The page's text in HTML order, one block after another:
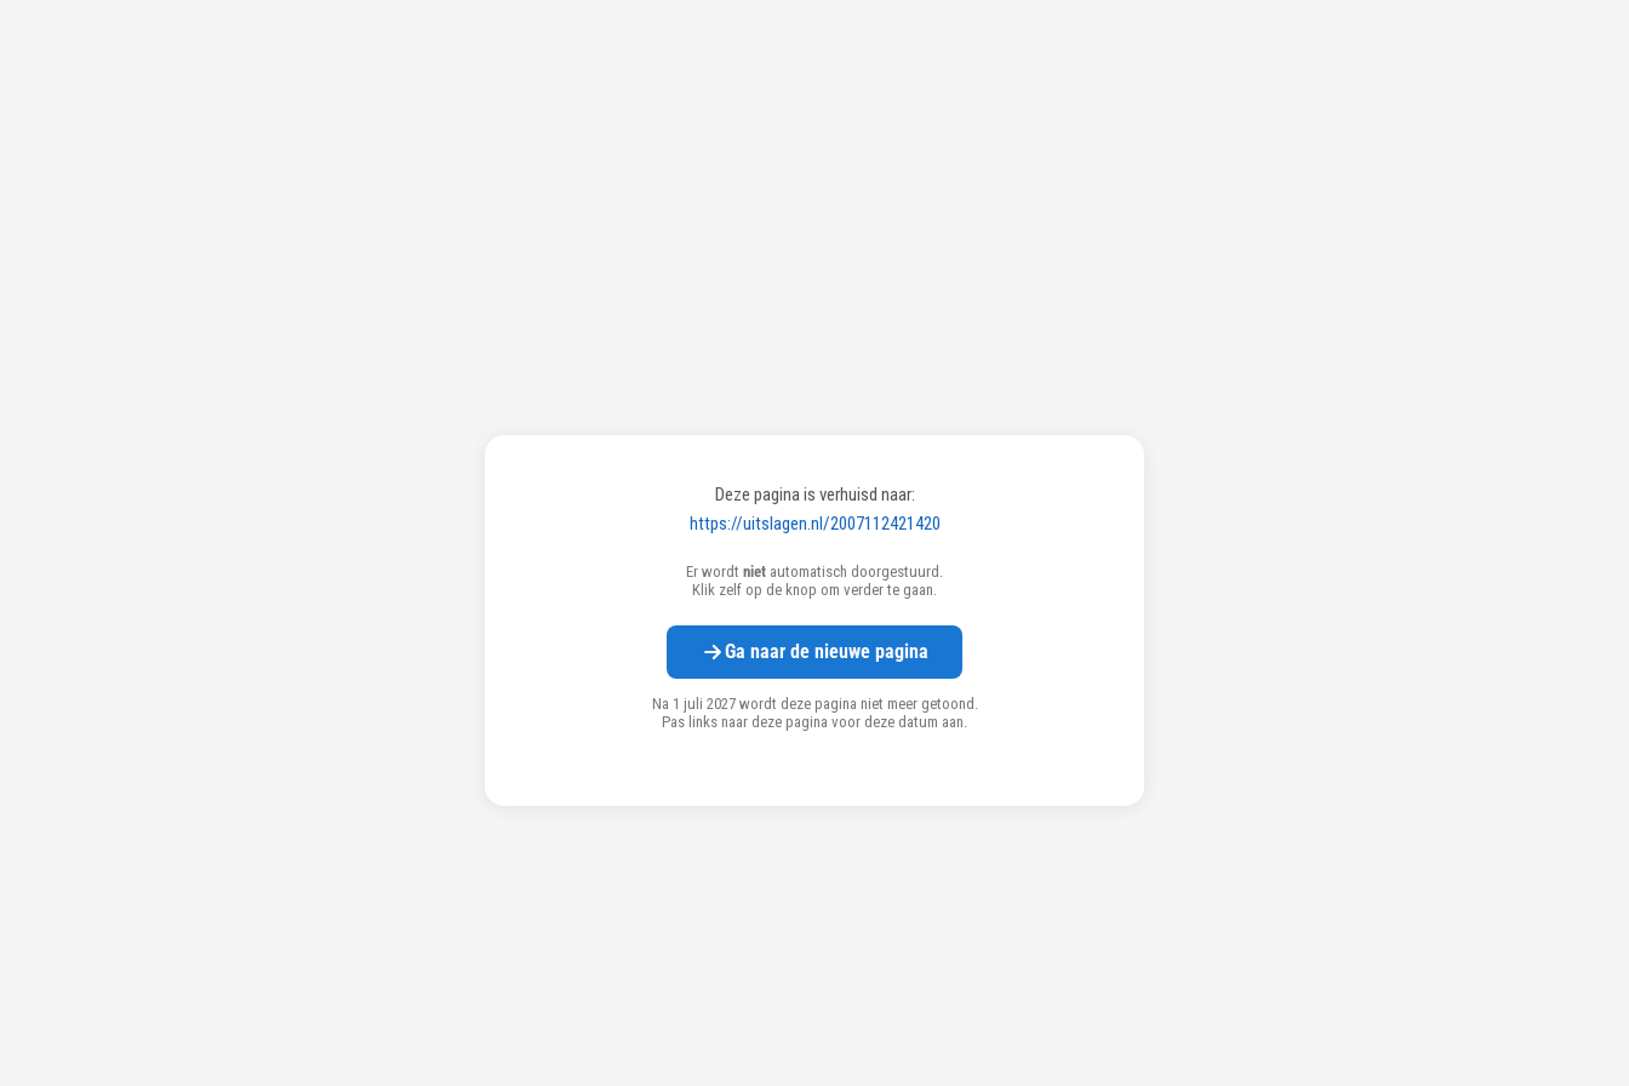
Deze pagina is verhuisd naar:
https://uitslagen.nl/2007112421420
Er wordt niet automatisch doorgestuurd.
Klik zelf op de knop om verder te gaan.
Ga naar de nieuwe pagina
Na 1 juli 2027 wordt deze pagina niet meer getoond.
Pas links naar deze pagina voor deze datum aan.